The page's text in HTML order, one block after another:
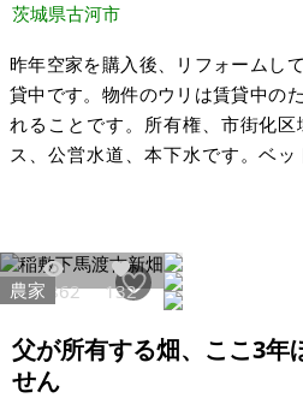
茨城県古河市
昨年空家を購入後、リフォームし
貸中です。物件のウリは賃貸中の
れることです。所有権、市街化
ス、公営水道、本下水です。ベ
年） 構造:木造2階建 現況:賃貸中 希
取り:4K 最寄駅:JR東北本線、東武日
ーム:キッチンの流し台交換、浴槽交
22862 132
農家
父が所有する畑、ここ3年
せん